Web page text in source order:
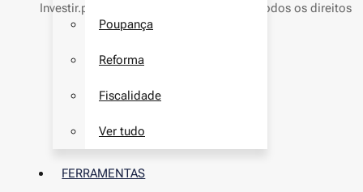
Poupança
Reforma
Fiscalidade
Ver tudo
FERRAMENTAS
Investir.pt ® marca nacional
- Todos os direitos
reservados © 2026